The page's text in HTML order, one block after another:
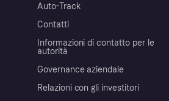
Auto-Track
Contatti
Informazioni di contatto per le
autorità
Governance aziendale
Relazioni con gli investitori